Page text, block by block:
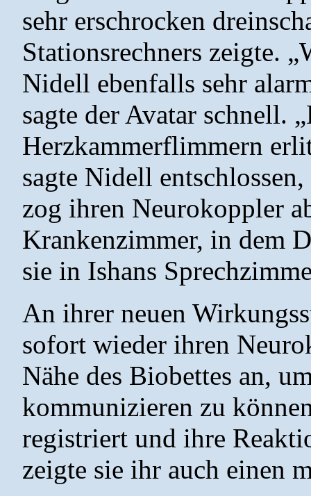
sehr erschrocken
Stationsrechners zeigte.
Nidell ebenfalls sehr
sagte der Avatar schnell.
Herzkammerflimmern
sagte Nidell
zog ihren Neurokoppler
Krankenzimmer, in dem
sie in Ishans
An ihrer neuen
sofort wieder ihren
Nähe des Biobettes an,
kommunizieren zu
registriert und ihre
zeigte sie ihr auch einen